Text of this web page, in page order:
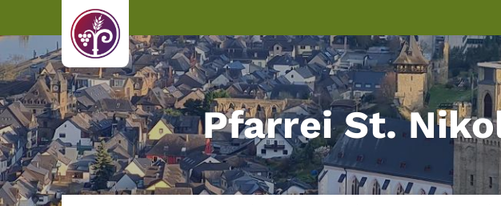
Zum Inhalt springen
Pfarrei St.